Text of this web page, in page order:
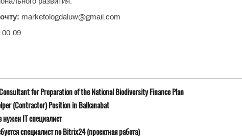
marketologdaluw@gmail.com
00-09
for Preparation of the National Biodiversity Finance Plan
(Contractor) Position in Balkanabat
нужен IT специалист
специалист по Bitrix24 (проектная работа)